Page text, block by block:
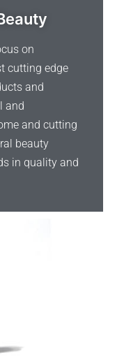
e
r
on
cutting edge
and
and
and cutting
beauty
in quality and